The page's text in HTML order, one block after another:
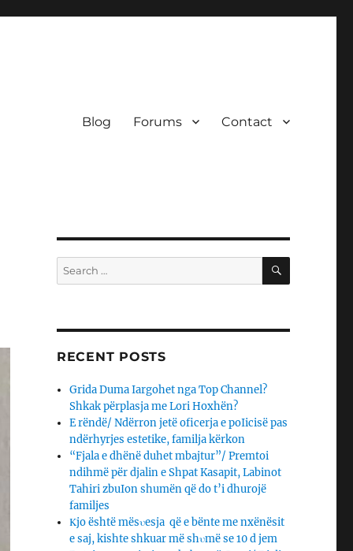
Blog Forums Contact
Search
for:
SEARCH
RECENT POSTS
Grida Duma Iargohet nga Top Channel?
Shkak përplasja me Lori Hoxhën?
E rëndë/ Ndërron jetë oficerja e poIicisë pas
ndërhyrjes estetike, familja kërkon
“Fjala e dhënë duhet mbajtur”/ Premtoi
ndihmë për djalin e Shpat Kasapit, Labinot
Tahiri zbuIon shumën që do t’i dhurojë
familjes
Κjo është mësυesja që e bënte me nxënësit
e saj, kishte shkuar më shυmë se 10 d jem